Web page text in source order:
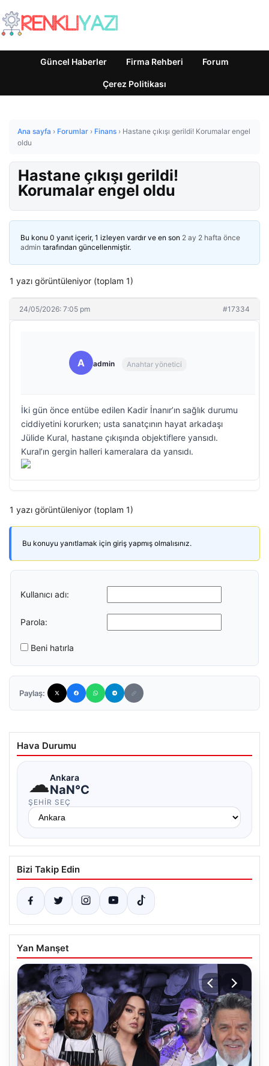
Güncel Haberler Firma Rehberi Forum
Çerez Politikası
Ana sayfa › Forumlar › Finans › Hastane çıkışı gerildi! Korumalar engel
oldu
Hastane çıkışı gerildi!
Korumalar engel oldu
Bu konu 0 yanıt içerir, 1 izleyen vardır ve en son 2 ay 2 hafta önce
admin tarafından güncellenmiştir.
1 yazı görüntüleniyor (toplam 1)
24/05/2026: 7:05 pm #17334
A admin Anahtar yönetici
İki gün önce entübe edilen Kadir İnanır’ın sağlık durumu
ciddiyetini korurken; usta sanatçının hayat arkadaşı
Jülide Kural, hastane çıkışında objektiflere yansıdı.
Kural’ın gergin halleri kameralara da yansıdı.
1 yazı görüntüleniyor (toplam 1)
Bu konuyu yanıtlamak için giriş yapmış olmalısınız.
Kullanıcı adı:
Parola:
Beni hatırla
Paylaş:
Hava Durumu
☁Ankara
NaN°C
ŞEHIR SEÇ
Bizi Takip Edin
Yan Manşet